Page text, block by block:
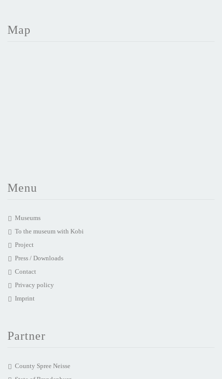
Map
Menu
Museums
To the museum with Kobi
Project
Press / Downloads
Contact
Privacy policy
Imprint
Partner
County Spree Neisse